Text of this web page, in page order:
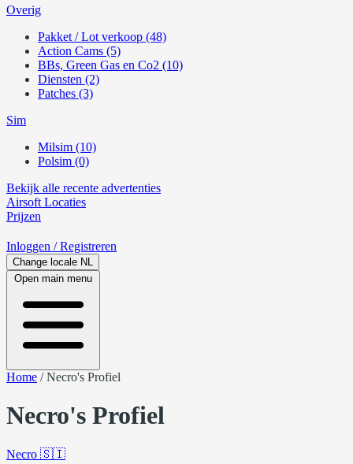
Overig
Pakket / Lot verkoop (48)
Action Cams (5)
BBs, Green Gas en Co2 (10)
Diensten (2)
Patches (3)
Sim
Milsim (10)
Polsim (0)
Bekijk alle recente advertenties
Airsoft Locaties
Prijzen
Inloggen / Registreren
Change locale NL
Open main menu
Home /Necro's Profiel
Necro's Profiel
Necro 🇸🇮